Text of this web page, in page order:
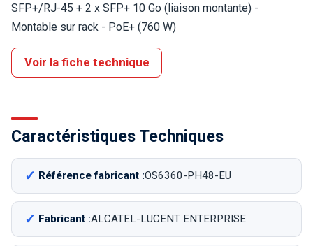
SFP+/RJ-45 + 2 x SFP+ 10 Go (liaison montante) -
Montable sur rack - PoE+ (760 W)
Voir la fiche technique
Caractéristiques Techniques
Référence fabricant :OS6360-PH48-EU
Fabricant :ALCATEL-LUCENT ENTERPRISE